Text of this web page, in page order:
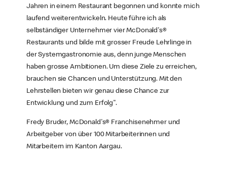
Jahren in einem Restaurant begonnen und konnte mich
laufend weiterentwickeln. Heute führe ich als
selbständiger Unternehmer vier McDonald's®
Restaurants und bilde mit grosser Freude Lehrlinge in
der Systemgastronomie aus, denn junge Menschen
haben grosse Ambitionen. Um diese Ziele zu erreichen,
brauchen sie Chancen und Unterstützung. Mit den
Lehrstellen bieten wir genau diese Chance zur
Entwicklung und zum Erfolg".
Fredy Bruder, McDonald's® Franchisenehmer und
Arbeitgeber von über 100 Mitarbeiterinnen und
Mitarbeitern im Kanton Aargau.